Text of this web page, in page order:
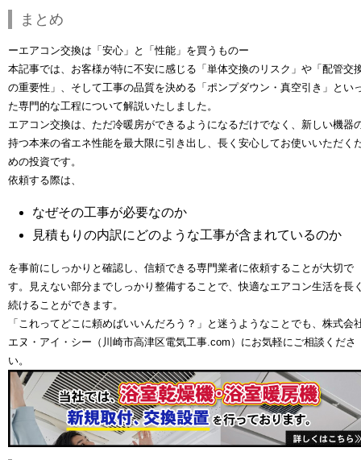
まとめ
ーエアコン交換は「安心」と「性能」を買うものー
本記事では、お客様が特に不安に感じる「単体交換のリスク」や「配管交
の重要性」、そして工事の品質を決める「ポンプダウン・真空引き」とい
た専門的な工程について解説いたしました。
エアコン交換は、ただ冷暖房ができるようになるだけでなく、 新しい機器
持つ本来の省エネ性能を最大限に引き出し、長く安心してお使いいただく
めの投資です。
依頼する際は、
なぜその工事が必要なのか
見積もりの内訳にどのような工事が含まれているのか
を事前にしっかりと確認し、信頼できる専門業者に依頼することが大切で
す。
見えない部分までしっかり整備することで、快適なエアコン生活を長
続けることができます。
「これってどこに頼めばいいんだろう？」と迷うようなことでも、 株式会
エヌ・アイ・シー（川崎市高津区電気工事.com） にお気軽にご相談くださ
い。